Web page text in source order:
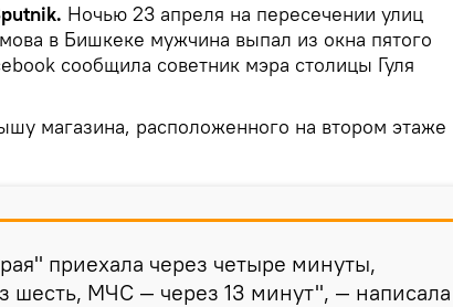
Ночью 23 апреля на пересечении улиц
в Бишкеке мужчина выпал из окна пятого
сообщила советник мэра столицы Гуля
магазина, расположенного на втором этаже
приехала через четыре минуты,
шесть, МЧС — через 13 минут", — написала